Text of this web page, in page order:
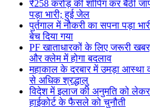
₹258 करोड़ की शॉपिंग कर बैठी
पड़ा भारी; हुई जेल
पुर्तगाल में नौकरी का सपना पड़ा
बेच दिया गया
PF खाताधारकों के लिए जरूरी
और क्लेम में होगा बदलाव
महाकाल के दरबार में उमड़ा आस्था
से अधिक श्रद्धालु
विदेश में इलाज की अनुमति को लेकर
हाईकोर्ट के फैसले को चुनौती